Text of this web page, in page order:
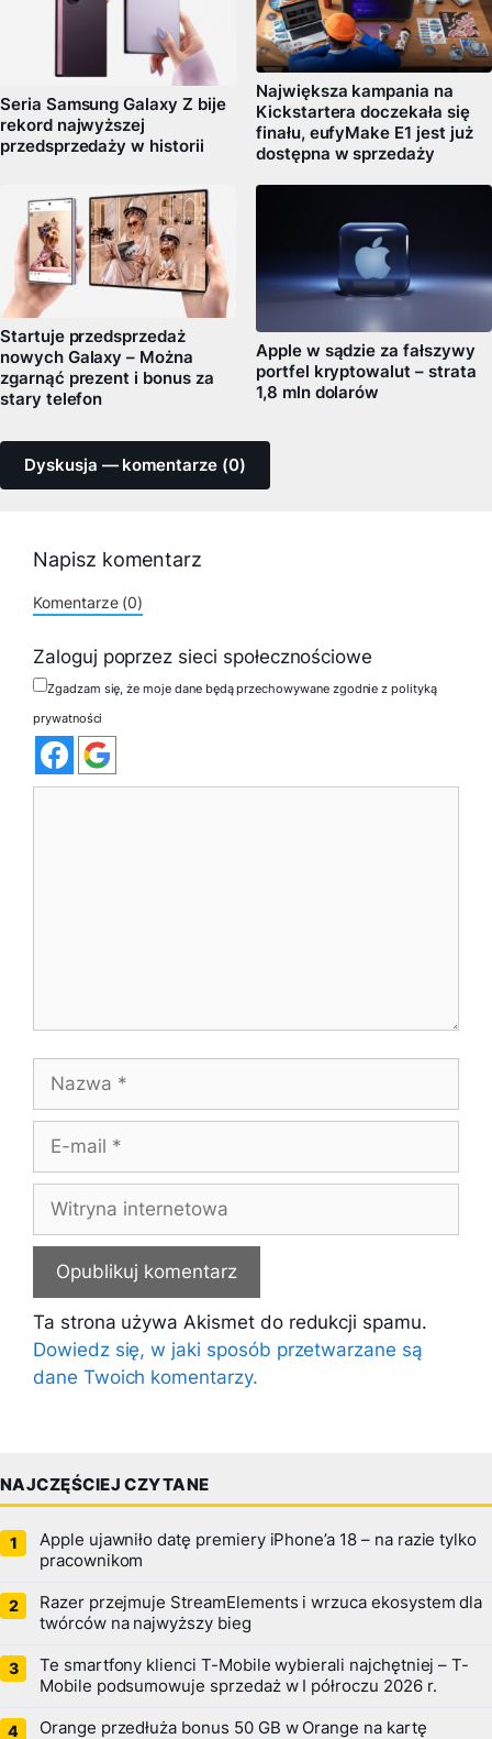
Seria Samsung Galaxy Z bije
rekord najwyższej
przedsprzedaży w historii
Największa kampania na
Kickstartera doczekała się
finału, eufyMake E1 jest już
dostępna w sprzedaży
Startuje przedsprzedaż
nowych Galaxy – Można
zgarnąć prezent i bonus za
stary telefon
Apple w sądzie za fałszywy
portfel kryptowalut – strata
1,8 mln dolarów
Dyskusja — komentarze (0)
Napisz komentarz
Komentarze (0)
Zaloguj poprzez sieci społecznościowe
Zgadzam się, że moje dane będą przechowywane zgodnie z polityką
prywatności
Nazwa
Witryna
internetowa
Ta strona używa Akismet do redukcji spamu.
Dowiedz się, w jaki sposób przetwarzane są
dane Twoich komentarzy.
NAJCZĘŚCIEJ CZYTANE
Apple ujawniło datę premiery iPhone’a 18 – na razie tylko
pracownikom
Razer przejmuje StreamElements i wrzuca ekosystem dla
twórców na najwyższy bieg
Te smartfony klienci T-Mobile wybierali najchętniej – T-
Mobile podsumowuje sprzedaż w I półroczu 2026 r.
Orange przedłuża bonus 50 GB w Orange na kartę